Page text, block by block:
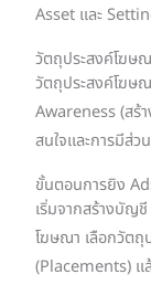
Asset และ
วัตถุประสงค์โฆษ
วัตถุประสงค์โฆษ
Awareness (สร้
สนใจและการมีส่
ขั้นตอนการยิง
เริ่มจากสร้างบัญ
โฆษณา เลือกวัตถุ
(Placements) แ